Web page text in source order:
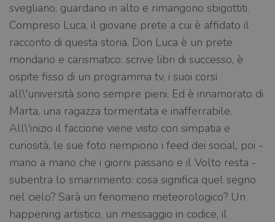
svegliano, guardano in alto e rimangono sbigottiti.
Compreso Luca, il giovane prete a cui è affidato il
racconto di questa storia. Don Luca è un prete
mondano e carismatico: scrive libri di successo, è
ospite fisso di un programma tv, i suoi corsi
all\'università sono sempre pieni. Ed è innamorato di
Marta, una ragazza tormentata e inafferrabile.
All\'inizio il faccione viene visto con simpatia e
curiosità, le sue foto riempiono i feed dei social, poi -
mano a mano che i giorni passano e il Volto resta -
subentra lo smarrimento: cosa significa quel segno
nel cielo? Sarà un fenomeno meteorologico? Un
happening artistico, un messaggio in codice, il